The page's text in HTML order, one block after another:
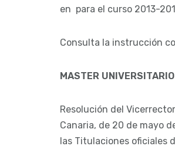
en para el curso 2013-
Consulta la instrucción
MASTER
Resolución del
Canaria, de 20 de mayo
las Titulaciones oficiales